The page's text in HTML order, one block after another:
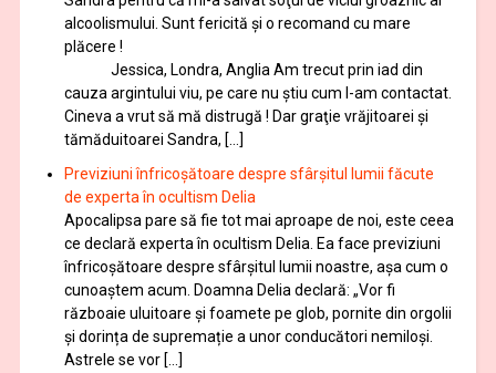
alcoolismului. Sunt fericită și o recomand cu mare
plăcere !
Jessica, Londra, Anglia Am trecut prin iad din
cauza argintului viu, pe care nu știu cum l-am contactat.
Cineva a vrut să mă distrugă ! Dar graţie vrăjitoarei și
tămăduitoarei Sandra, […]
Previziuni înfricoșătoare despre sfârșitul lumii făcute
de experta în ocultism Delia
Apocalipsa pare să fie tot mai aproape de noi, este ceea
ce declară experta în ocultism Delia. Ea face previziuni
înfricoșătoare despre sfârșitul lumii noastre, așa cum o
cunoaștem acum. Doamna Delia declară: „Vor fi
războaie uluitoare și foamete pe glob, pornite din orgolii
și dorința de supremație a unor conducători nemiloși.
Astrele se vor […]